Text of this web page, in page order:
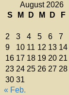
August 2026
S
M D M D F
2
3 4 5 6 7
9
10 11 12 13 14
16 17 18 19 20 21
23 24 25 26 27 28
30 31
« Feb.